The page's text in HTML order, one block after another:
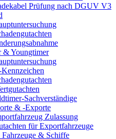
Prüfung nach DGUV V3
& Youngtimer
Sachverständige
& -Exporte
Zulassung
für Exportfahrzeuge
Fahrzeuge & Schiffe